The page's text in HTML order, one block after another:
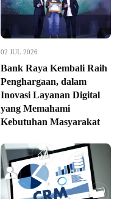
02 JUL 2026
Bank Raya Kembali Raih
Penghargaan, dalam
Inovasi Layanan Digital
yang Memahami
Kebutuhan Masyarakat